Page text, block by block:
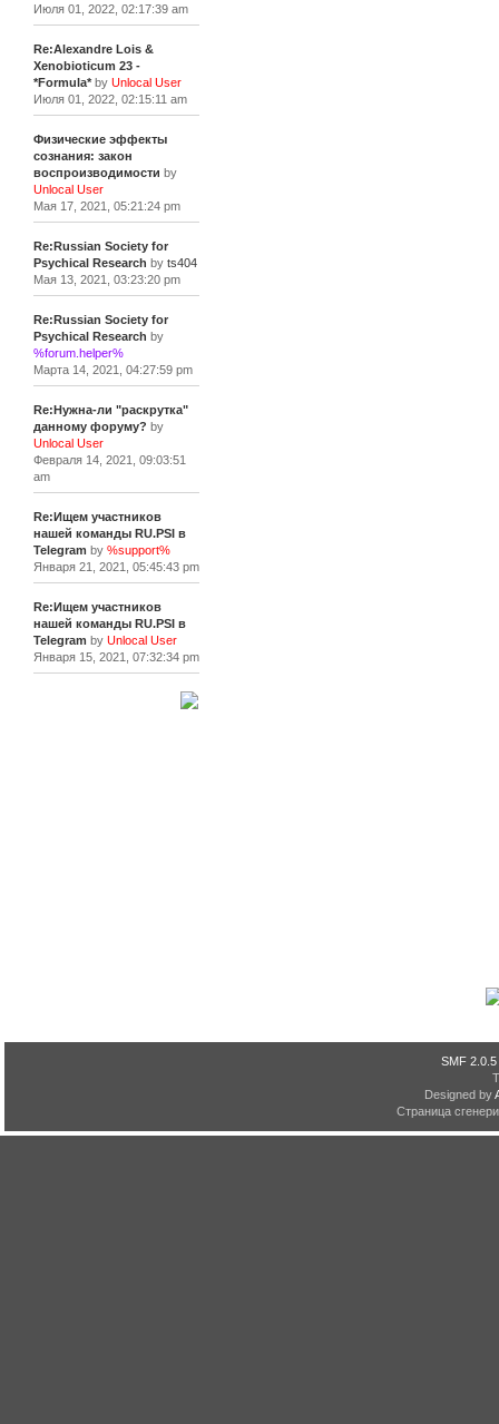
Июля 01, 2022, 02:17:39 am
Re:Alexandre Lois &
Xenobioticum 23 -
*Formula*by Unlocal User
Июля 01, 2022, 02:15:11 am
Физические эффекты
сознания: закон
воспроизводимости by
Unlocal User
Мая 17, 2021, 05:21:24 pm
Re:Russian Society for
Psychical Research by ts404
Мая 13, 2021, 03:23:20 pm
Re:Russian Society for
Psychical Research by
%forum.helper%
Марта 14, 2021, 04:27:59 pm
Re:Нужна-ли "раскрутка"
данному форуму? by
Unlocal User
Февраля 14, 2021, 09:03:51
am
Re:Ищем участников
нашей команды RU.PSI в
Telegram by %support%
Января 21, 2021, 05:45:43 pm
Re:Ищем участников
нашей команды RU.PSI в
Telegram by Unlocal User
Января 15, 2021, 07:32:34 pm
SMF 2.0.5
Designed by
Страница